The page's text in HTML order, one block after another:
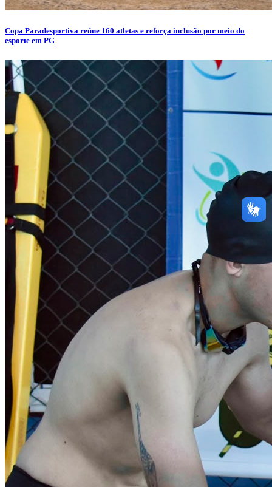
Copa Paradesportiva reúne 160 atletas e reforça inclusão por meio do
esporte em PG